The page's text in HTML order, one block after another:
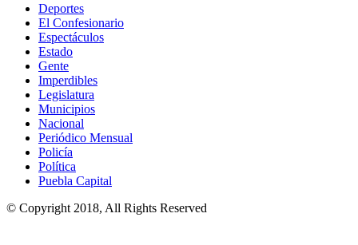
Deportes
El Confesionario
Espectáculos
Estado
Gente
Imperdibles
Legislatura
Municipios
Nacional
Periódico Mensual
Policía
Política
Puebla Capital
© Copyright 2018, All Rights Reserved